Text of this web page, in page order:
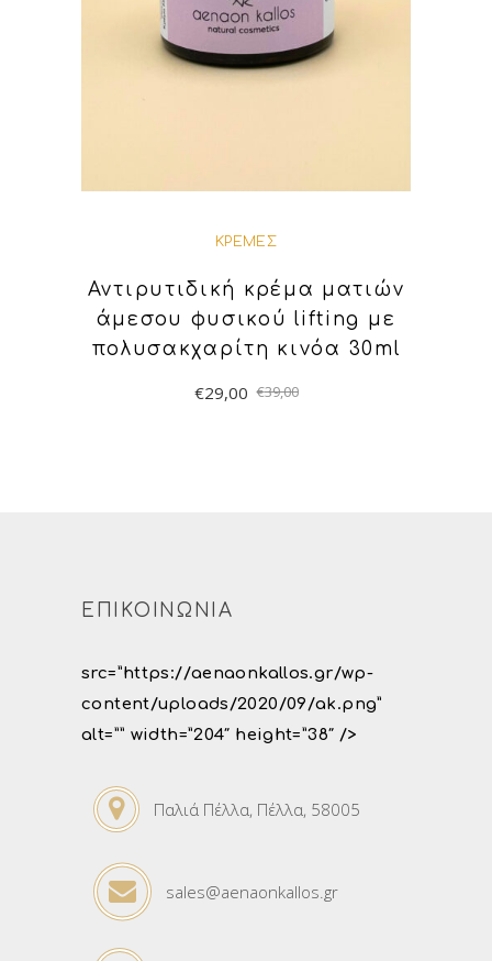
ΚΡΈΜΕΣ
Αντιρυτιδική κρέμα ματιών
άμεσου φυσικού lifting με
πολυσακχαρίτη κινόα 30ml
€39,00
€29,00
ΕΠΙΚΟΙΝΩΝΙΑ
src=”https://aenaonkallos.gr/wp-
content/uploads/2020/09/ak.png”
alt=”” width=”204″ height=”38″ />
Παλιά Πέλλα, Πέλλα, 58005
sales@aenaonkallos.gr